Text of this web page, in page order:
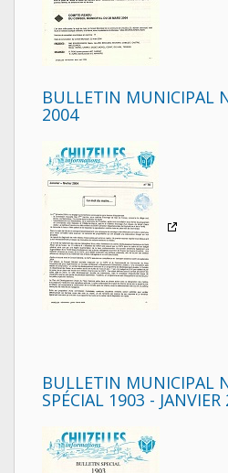
BULLETIN MUNICIPAL
2004
BULLETIN MUNICIPAL
SPÉCIAL 1903 - JANVIER